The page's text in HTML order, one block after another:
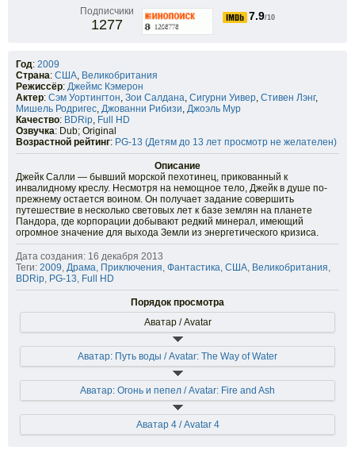
Подписчики
1277
7.9/10
Год: 2009
Страна: США, Великобритания
Режиссёр: Джеймс Кэмерон
Актер: Сэм Уортингтон, Зои Салдана, Сигурни Уивер, Стивен Лэнг,
Мишель Родригес, Джованни Рибизи, Джоэль Мур
Качество: BDRip, Full HD
Озвучка: Dub; Original
Возрастной рейтинг: PG-13 (Детям до 13 лет просмотр не желателен)
Описание
Джейк Салли — бывший морской пехотинец, прикованный к
инвалидному креслу. Несмотря на немощное тело, Джейк в душе по-
прежнему остается воином. Он получает задание совершить
путешествие в несколько световых лет к базе землян на планете
Пандора, где корпорации добывают редкий минерал, имеющий
огромное значение для выхода Земли из энергетического кризиса.
Дата создания: 16 декабря 2013
Теги: 2009, Драма, Приключения, Фантастика, США, Великобритания,
BDRip, PG-13, Full HD
Порядок просмотра
Аватар / Avatar
Аватар: Путь воды / Avatar: The Way of Water
Аватар: Огонь и пепел / Avatar: Fire and Ash
Аватар 4 / Avatar 4